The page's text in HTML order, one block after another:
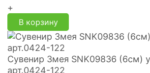
+
В корзину
Сувенир Змея SNK09836 (6см)
арт.0424-122